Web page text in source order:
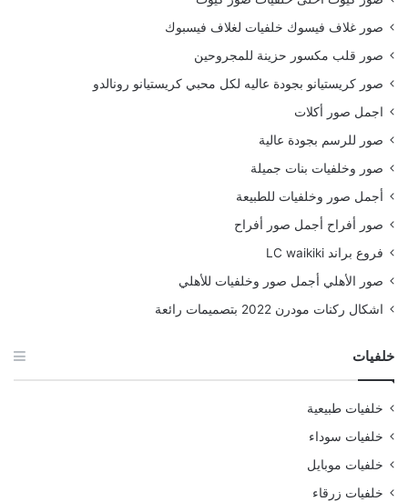
صور غلاف فيسوك خلفيات لغلاف فيسبوك
صور قلب مكسور حزينة للمجروحين
صور كريستيانو بجودة عاليه لكل محبي كريستيانو رونالدو
اجمل صور أكلات
صور للرسم بجودة عالية
صور وخلفيات بنات جميلة
أجمل صور وخلفيات للطبيعة
صور أفراح أجمل صور أفراح
فروع براند LC waikiki
صور الأهلي أجمل صور وخلفيات للأهلي
اشكال ركنات مودرن 2022 بتصميمات رائعة
خلفيات
خلفيات طبيعية
خلفيات سوداء
خلفيات موبايل
خلفيات زرقاء